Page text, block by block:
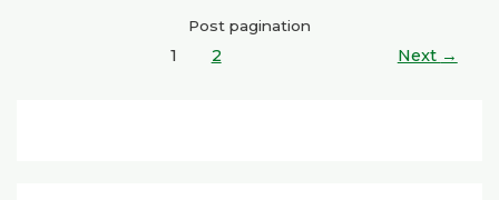
Post pagination
1 2 Next →